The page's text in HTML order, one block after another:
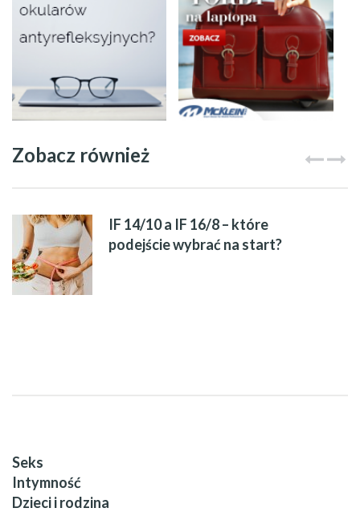
Zobacz również
IF 14/10 a IF 16/8 – które
podejście wybrać na start?
Seks
Intymność
Dzieci i rodzina